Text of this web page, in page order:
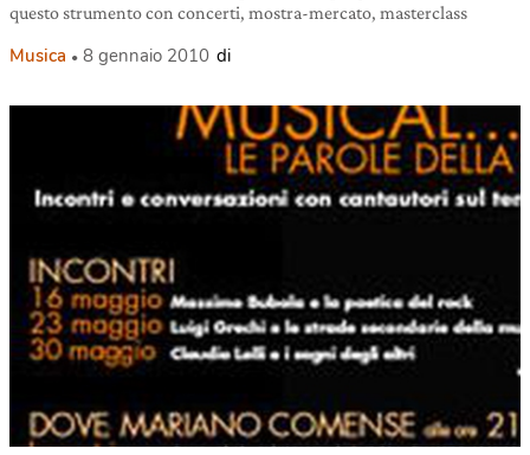
questo strumento con concerti, mostra-mercato, masterclass
Musica 8 gennaio 2010 di